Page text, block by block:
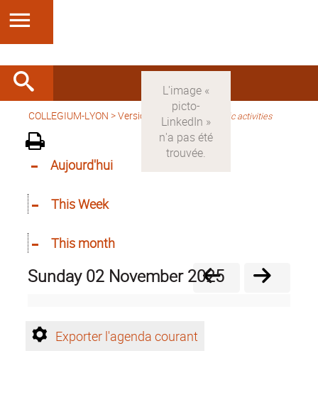
COLLEGIUM-LYON >Version anglaise > Scientific activities
Aujourd'hui
This Week
This month
Sunday 02 November 2025
Exporter l'agenda courant